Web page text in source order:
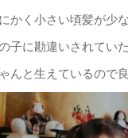
かく小さい頃髪が少
子に勘違いされてい
んと生えているので